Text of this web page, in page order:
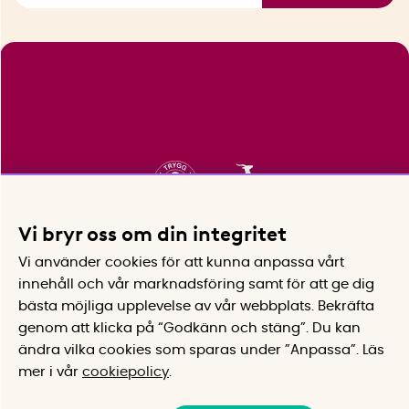
Vi bryr oss om din integritet
Vi använder cookies för att kunna anpassa vårt
innehåll och vår marknadsföring samt för att ge dig
bästa möjliga upplevelse av vår webbplats.
Bekräfta
genom att klicka på “Godkänn och stäng”. Du kan
ändra vilka cookies som sparas under ”Anpassa”.
Läs
mer i vår cookiepolicy